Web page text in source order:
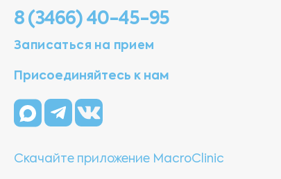
8 (3466) 40-45-95
Записаться на прием
Присоединяйтесь к нам
Скачайте приложение MacroClinic